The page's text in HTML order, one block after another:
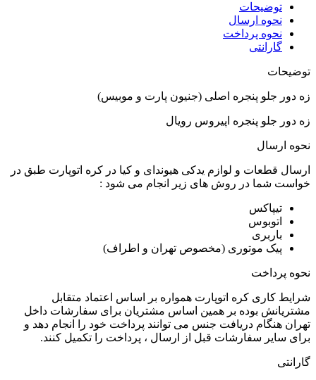
توضیحات
نحوه ارسال
نحوه پرداخت
گارانتی
توضیحات
زه دور جلو پنجره اصلی (جنیون پارت و موبیس)
زه دور جلو پنجره اپیروس رویال
نحوه ارسال
ارسال قطعات و لوازم یدکی هیوندای و کیا در کره اتوپارت طبق در
خواست شما در روش های زیر انجام می شود :
تیپاکس
اتوبوس
باربری
پیک موتوری (مخصوص تهران و اطراف)
نحوه پرداخت
شرایط کاری کره اتوپارت همواره بر اساس اعتماد متقابل
مشتریانش بوده بر همین اساس مشتریان برای سفارشات داخل
تهران هنگام دریافت جنس می توانند پرداخت خود را انجام دهد و
برای سایر سفارشات قبل از ارسال ، پرداخت را تکمیل کنند.
گارانتی